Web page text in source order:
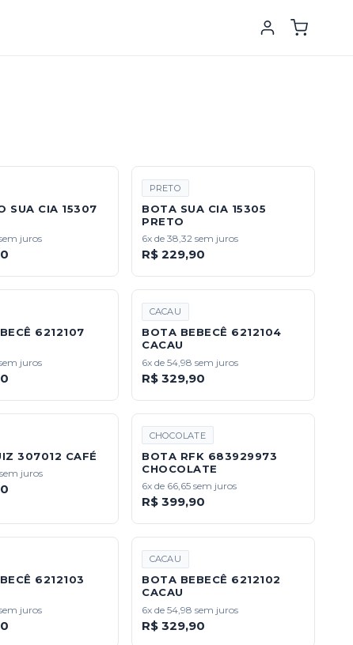
SUA CIA 15307
juros
PRETO
BOTA SUA CIA 15305
PRETO
6x de 38,32 sem juros
R$ 229,90
6212107
juros
CACAU
BOTA BEBECÊ 6212104
CACAU
6x de 54,98 sem juros
R$ 329,90
307012 CAFÉ
juros
CHOCOLATE
BOTA RFK 683929973
CHOCOLATE
6x de 66,65 sem juros
R$ 399,90
6212103
juros
CACAU
BOTA BEBECÊ 6212102
CACAU
6x de 54,98 sem juros
R$ 329,90